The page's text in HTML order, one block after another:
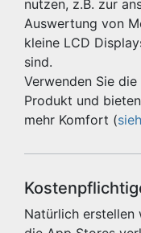
nutzen, z.B. zur
Auswertung von
kleine LCD
sind.
Verwenden Sie
Produkt und
mehr Komfort (
Natürlich erstellen